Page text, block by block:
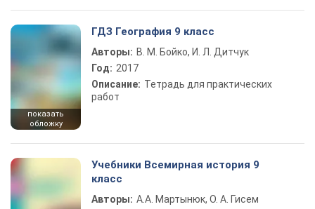
показать
обложку
ГДЗ География 9 класс
Авторы: В. М. Бойко, И. Л. Дитчук
Год: 2017
Описание: Тетрадь для практических
работ
Учебники Всемирная история 9
класс
Авторы: А.А. Мартынюк, О. А. Гисем